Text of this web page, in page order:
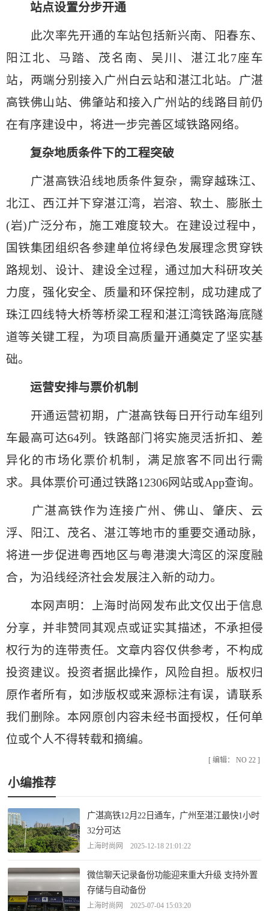
站点设置分步开通
此次率先开通的车站包括新兴南、阳春东、
阳江北、马踏、茂名南、吴川、湛江北7座车
站，两端分别接入广州白云站和湛江北站。广湛
高铁佛山站、佛肇站和接入广州站的线路目前仍
在有序建设中，将进一步完善区域铁路网络。
复杂地质条件下的工程突破
广湛高铁沿线地质条件复杂，需穿越珠江、
北江、西江并下穿湛江湾，岩溶、软土、膨胀土
(岩)广泛分布，施工难度较大。在建设过程中，
国铁集团组织各参建单位将绿色发展理念贯穿铁
路规划、设计、建设全过程，通过加大科研攻关
力度，强化安全、质量和环保控制，成功建成了
珠江四线特大桥等桥梁工程和湛江湾铁路海底隧
道等关键工程，为项目高质量开通奠定了坚实基
础。
运营安排与票价机制
开通运营初期，广湛高铁每日开行动车组列
车最高可达64列。铁路部门将实施灵活折扣、差
异化的市场化票价机制，满足旅客不同出行需
求。具体票价可通过铁路12306网站或App查询。
广湛高铁作为连接广州、佛山、肇庆、云
浮、阳江、茂名、湛江等地市的重要交通动脉，
将进一步促进粤西地区与粤港澳大湾区的深度融
合，为沿线经济社会发展注入新的动力。
本网声明：上海时尚网发布此文仅出于信息
分享，并非赞同其观点或证实其描述，不承担侵
权行为的连带责任。文章内容仅供参考，不构成
投资建议。投资者据此操作，风险自担。版权归
原作者所有，如涉版权或来源标注有误，请联系
我们删除。本网原创内容未经书面授权，任何单
位或个人不得转载和摘编。
[ 编辑： NO 22 ]
小编推荐
广湛高铁12月22日通车，广州至湛江最快1小时
32分可达
上海时尚网 2025-12-18 21:01:22
微信聊天记录备份功能迎来重大升级 支持外置
存储与自动备份
上海时尚网 2025-07-04 15:03:20